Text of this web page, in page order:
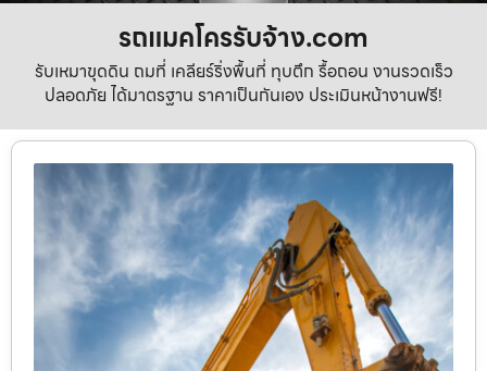
รถแมคโครรับจ้าง.com
รับเหมาขุดดิน ถมที่ เคลียร์ริ่งพื้นที่ ทุบตึก รื้อถอน งานรวดเร็ว
ปลอดภัย ได้มาตรฐาน ราคาเป็นกันเอง ประเมินหน้างานฟรี!